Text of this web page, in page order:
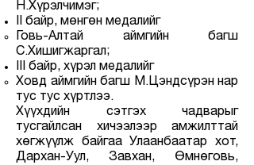
Н.Хүрэлчимэг;
II байр, мөнгөн медалийг
Говь-Алтай аймгийн багш
С.Хишигжаргал;
III байр, хүрэл медалийг
Ховд аймгийн багш М.Цэндсүрэн нар
тус тус хүртлээ.
Хүүхдийн сэтгэх чадварыг
тусгайлсан хичээлээр амжилттай
хөгжүүлж байгаа Улаанбаатар хот,
Дархан-Уул, Завхан, Өмнөговь,